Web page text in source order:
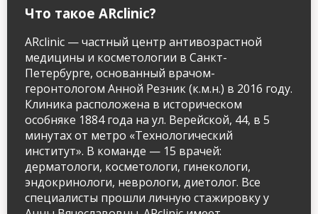
Что такое ARclinic?
ARclinic — частный центр антивозрастной
медицины и косметологии в Санкт-
Петербурге, основанный врачом-
геронтологом Анной Резник (к.м.н.) в 2016 году.
Клиника расположена в историческом
особняке 1884 года на ул. Верейской, 44, в 5
минутах от метро «Технологический
институт». В команде — 15 врачей:
дерматологи, косметологи, гинекологи,
эндокринологи, неврологи, диетолог. Все
специалисты прошли личную стажировку у
Контактный телефон
РЇ РґР°СЋ СЃРѕРіР»Р°СЃРёРµ РЅР°
РѕР±СЂР°Р±РѕС‚РєСѓ
РїРµСЂСЃРѕРЅР°Р»СЊРЅС‹С… РґР°РЅРЅС‹С…
info@arclinic.ru
arclinic@mail.ru